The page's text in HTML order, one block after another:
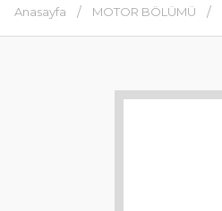
Anasayfa MOTOR BÖLÜMÜ